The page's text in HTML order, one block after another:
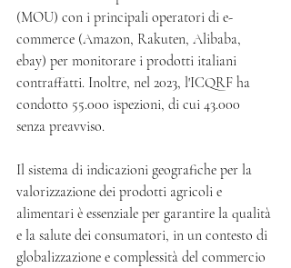
(MOU) con i principali operatori di e-
commerce (Amazon, Rakuten, Alibaba,
ebay) per monitorare i prodotti italiani
contraffatti. Inoltre, nel 2023, l'ICQRF ha
condotto 55.000 ispezioni, di cui 43.000
senza preavviso.
Il sistema di indicazioni geografiche per la
valorizzazione dei prodotti agricoli e
alimentari è essenziale per garantire la qualità
e la salute dei consumatori, in un contesto di
globalizzazione e complessità del commercio